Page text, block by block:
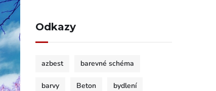
Odkazy
azbest barevné schéma
barvy Beton bydlení